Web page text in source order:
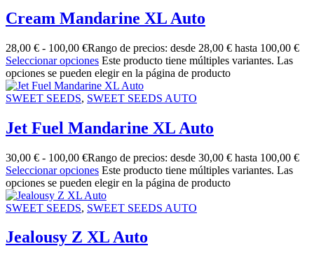
Cream Mandarine XL Auto
28,00 € - 100,00 €Rango de precios: desde 28,00 € hasta 100,00 €
Seleccionar opciones Este producto tiene múltiples variantes. Las
opciones se pueden elegir en la página de producto
SWEET SEEDS, SWEET SEEDS AUTO
Jet Fuel Mandarine XL Auto
30,00 € - 100,00 €Rango de precios: desde 30,00 € hasta 100,00 €
Seleccionar opciones Este producto tiene múltiples variantes. Las
opciones se pueden elegir en la página de producto
SWEET SEEDS, SWEET SEEDS AUTO
Jealousy Z XL Auto